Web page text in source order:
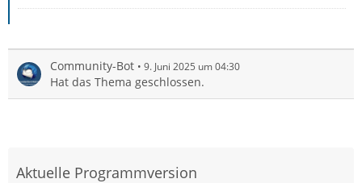
Community-Bot 9. Juni 2025 um 04:30
Hat das Thema geschlossen.
Aktuelle Programmversion